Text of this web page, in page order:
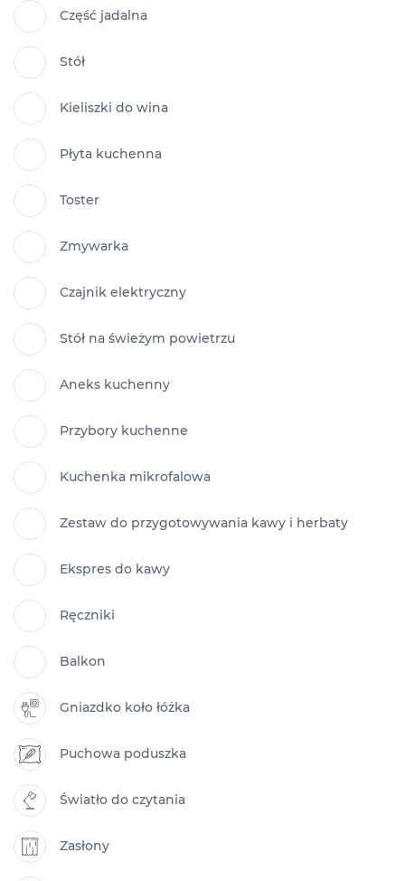
Część jadalna
Stół
Kieliszki do wina
Płyta kuchenna
Toster
Zmywarka
Czajnik elektryczny
Stół na świeżym powietrzu
Aneks kuchenny
Przybory kuchenne
Kuchenka mikrofalowa
Zestaw do przygotowywania kawy i herbaty
Ekspres do kawy
Ręczniki
Balkon
Gniazdko koło łóżka
Puchowa poduszka
Światło do czytania
Zasłony